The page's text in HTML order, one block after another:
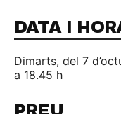
DATA I
Dimarts, del 7
a 18.45 h